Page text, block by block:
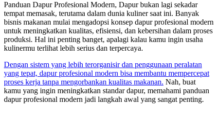
Panduan Dapur Profesional Modern, Dapur bukan lagi sekadar
tempat memasak, terutama dalam dunia kuliner saat ini. Banyak
bisnis makanan mulai mengadopsi konsep dapur profesional modern
untuk meningkatkan kualitas, efisiensi, dan kebersihan dalam proses
produksi. Hal ini penting banget, apalagi kalau kamu ingin usaha
kulinermu terlihat lebih serius dan terpercaya.
Dengan sistem yang lebih terorganisir dan penggunaan peralatan
yang tepat, dapur profesional modern bisa membantu mempercepat
proses kerja tanpa mengorbankan kualitas makanan. Nah, buat
kamu yang ingin meningkatkan standar dapur, memahami panduan
dapur profesional modern jadi langkah awal yang sangat penting.